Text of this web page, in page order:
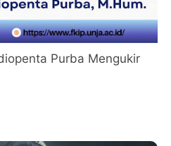
Purba Mengukir